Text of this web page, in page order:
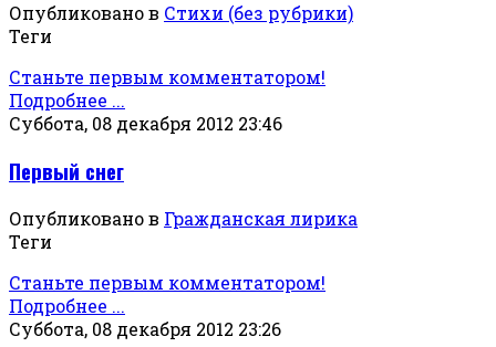
Опубликовано в Стихи (без рубрики)
Теги
Станьте первым комментатором!
Подробнее ...
Суббота, 08 декабря 2012 23:46
Первый снег
Опубликовано в Гражданская лирика
Теги
Станьте первым комментатором!
Подробнее ...
Суббота, 08 декабря 2012 23:26